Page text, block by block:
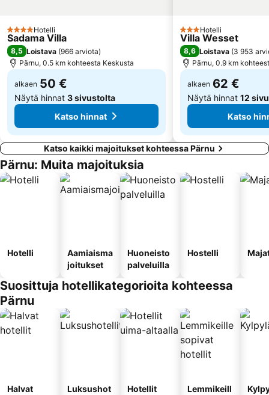
4 Tähtiluokitus
Hotelli
Sadama Villa
8,5 Loistava (966 arviota)
Pärnu, 0.5 km kohteesta Keskusta
alkaen 50 €
Näytä hinnat 3 sivustolta
Katso hinnat
3 Tähtiluokitus
Hotelli
Villa Wesset
8,6 Loistava (3 953
Pärnu, 0.9 km
alkaen 62 €
Näytä hinnat 12
Katso
Katso kaikki majoitukset kohteessa Pärnu
Pärnu: Muita majoituksia
Hotelli
Aamiaisma
joitukset
Huoneisto
palveluilla
Hostelli
Suosittuja hotellikategorioita kohteessa
Pärnu
Halvat
Luksushot
Hotellit
Lemmikeill